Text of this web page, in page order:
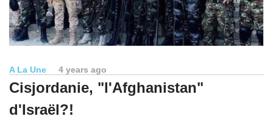
A La Une 4 years ago
Cisjordanie, "l'Afghanistan"
d'Israël?!